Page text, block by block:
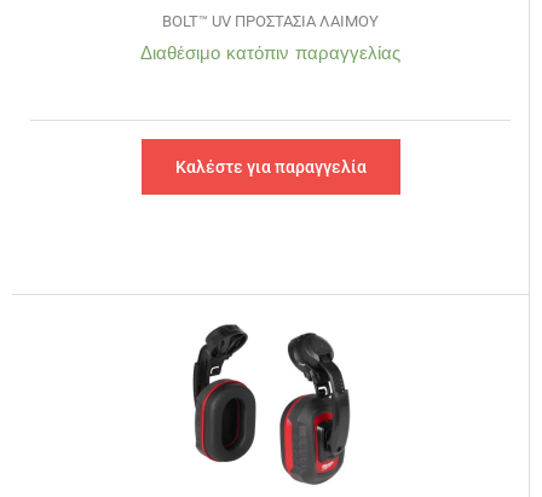
BOLT™ UV ΠΡΟΣΤΑΣIΑ ΛΑΙΜΟY
Διαθέσιμο κατόπιν παραγγελίας
Καλέστε για παραγγελία